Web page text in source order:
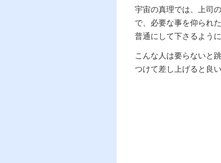
宇宙の真理では、上司
で、必要な事を仰られ
普通にして下さるよう
こんな人は要らないと
つけて差し上げると良い